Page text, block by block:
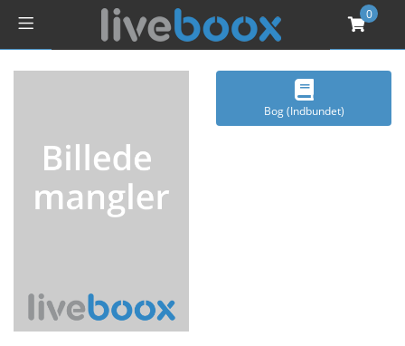
0
Bog (Indbundet)